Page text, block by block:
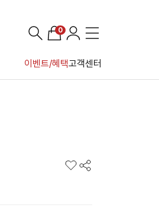
이벤트/혜택고객센터
0